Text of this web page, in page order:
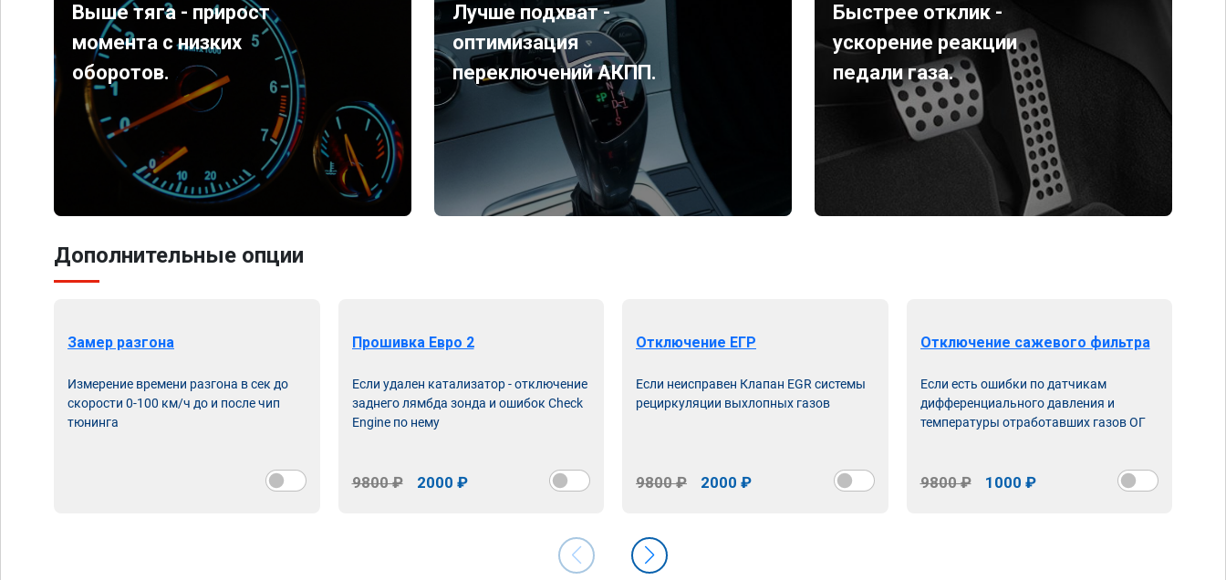
Выше тяга - прирост
момента с низких
оборотов.
Лучше подхват -
оптимизация
переключений АКПП.
Быстрее отклик -
ускорение реакции
педали газа.
Дополнительные опции
Замер разгона
Измерение времени разгона в сек до
скорости 0-100 км/ч до и после чип
тюнинга
Прошивка Евро 2
Если удален катализатор - отключение
заднего лямбда зонда и ошибок Check
Engine по нему
9800 ₽ 2000 ₽
Отключение ЕГР
Если неисправен Клапан EGR системы
рециркуляции выхлопных газов
9800 ₽ 2000 ₽
Отключение сажевого фильтра
Если есть ошибки по датчикам
дифференциального давления и
температуры отработавших газов ОГ
9800 ₽ 1000 ₽